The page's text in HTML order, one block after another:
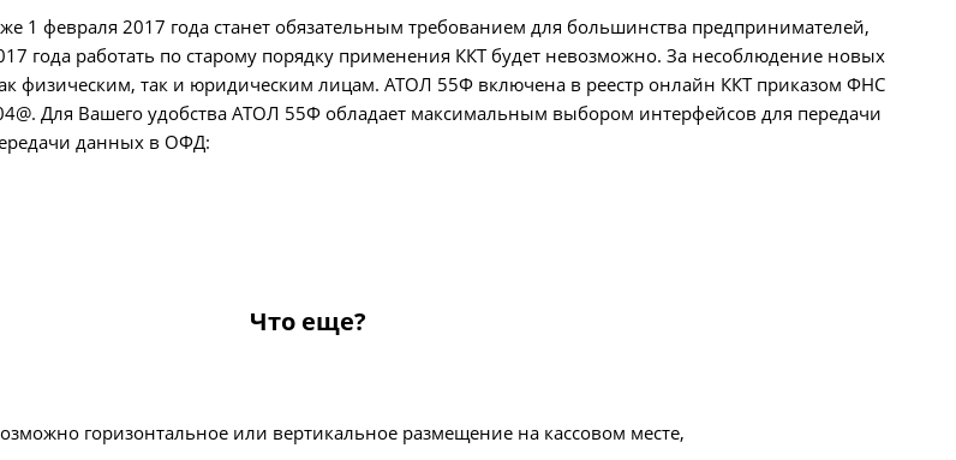
1 февраля 2017 года станет обязательным требованием для большинства предпринимателей,
года работать по старому порядку применения ККТ будет невозможно. За несоблюдение новых
физическим, так и юридическим лицам. АТОЛ 55Ф включена в реестр онлайн ККТ приказом ФНС
Для Вашего удобства АТОЛ 55Ф обладает максимальным выбором интерфейсов для передачи
данных в ОФД:
Что еще?
горизонтальное или вертикальное размещение на кассовом месте,